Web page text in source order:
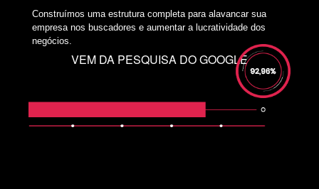
Construímos uma estrutura completa para alavancar sua
empresa nos buscadores e aumentar a lucratividade dos
negócios.
VEM DA PESQUISA DO GOOGLE